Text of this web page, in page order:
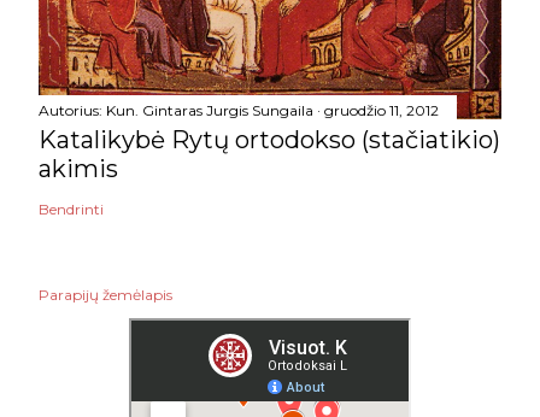
Autorius: Kun. Gintaras Jurgis Sungaila gruodžio 11, 2012
Katalikybė Rytų ortodokso (stačiatikio)
akimis
Bendrinti
Parapijų žemėlapis